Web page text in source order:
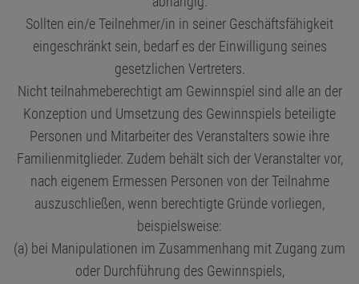
Sollten ein/e Teilnehmer/in in seiner Geschäftsfähigkeit
eingeschränkt sein, bedarf es der Einwilligung seines
gesetzlichen Vertreters.
Nicht teilnahmeberechtigt am Gewinnspiel sind alle an der
Konzeption und Umsetzung des Gewinnspiels beteiligte
Personen und Mitarbeiter des Veranstalters sowie ihre
Familienmitglieder. Zudem behält sich der Veranstalter vor,
nach eigenem Ermessen Personen von der Teilnahme
auszuschließen, wenn berechtigte Gründe vorliegen,
beispielsweise:
(a) bei Manipulationen im Zusammenhang mit Zugang zum
oder Durchführung des Gewinnspiels,